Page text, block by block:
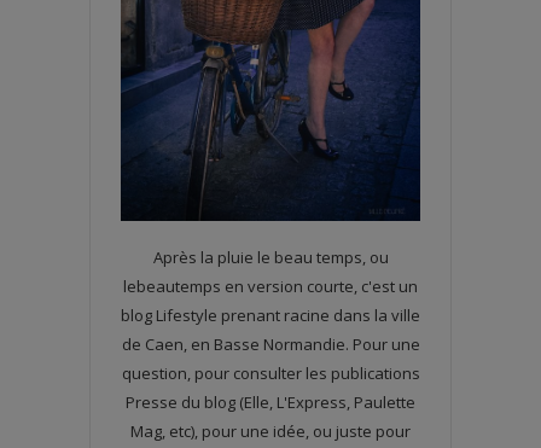
Après la pluie le beau temps, ou
lebeautemps en version courte, c'est un
blog Lifestyle prenant racine dans la ville
de Caen, en Basse Normandie. Pour une
question, pour consulter les publications
Presse du blog (Elle, L'Express, Paulette
Mag, etc), pour une idée, ou juste pour